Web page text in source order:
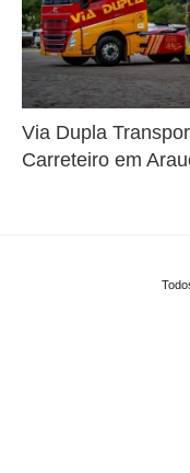
Via Dupla
Carreteiro em